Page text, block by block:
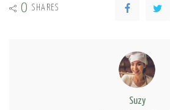
0 SHARES
Suzy